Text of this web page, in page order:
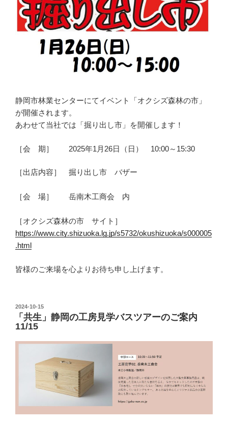
静岡市林業センターにてイベント「オクシズ森林の市」
が開催されます。
あわせて当社では「掘り出し市」を開催します！
［会 期］ 2025年1月26日（日） 10:00～15:30
［出店内容］ 掘り出し市 バザー
［会 場］ 岳南木工商会 内
［オクシズ森林の市 サイト］
https://www.city.shizuoka.lg.jp/s5732/okushizuoka/s000005
.html
皆様のご来場を心よりお待ち申し上げます。
投
日:
2024-10-15
「共生」静岡の工房見学バスツアーのご案内
11/15